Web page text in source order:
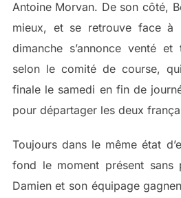
Antoine Morvan. De son côté,
mieux, et se retrouve face à
dimanche s’annonce venté
selon le comité de course,
finale le samedi en fin de
pour départager les deux
Toujours dans le même état
fond le moment présent sans
Damien et son équipage